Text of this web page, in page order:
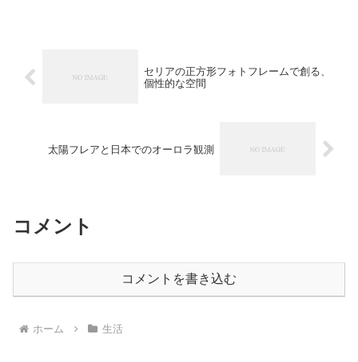
セリアの正方形フォトフレームで創る、
個性的な空間
太陽フレアと日本でのオーロラ観測
コメント
コメントを書き込む
ホーム 生活